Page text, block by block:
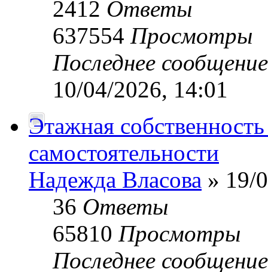
2412 Ответы
637554 Просмотры
Последнее
10/04/2026, 14:01
Этажная
самостоятельности
Надежда Власова » 19/
36 Ответы
65810 Просмотры
Последнее